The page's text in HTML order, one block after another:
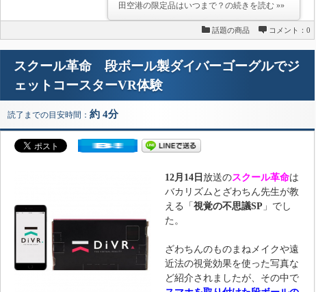
田空港の限定品はいつまで？の続きを読む »»
話題の商品 コメント：0
スクール革命 段ボール製ダイバーゴーグルでジ
ェットコースターVR体験
読了までの目安時間： 約 4分
12月14日 放送のスクール革命は
バカリズムとざわちん先生が教
える「 視覚の不思議SP 」でし
た。
ざわちんのものまねメイクや遠
近法の視覚効果を使った写真な
ど紹介されましたが、その中で